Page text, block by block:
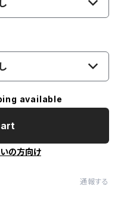
available
の方向け
通報する